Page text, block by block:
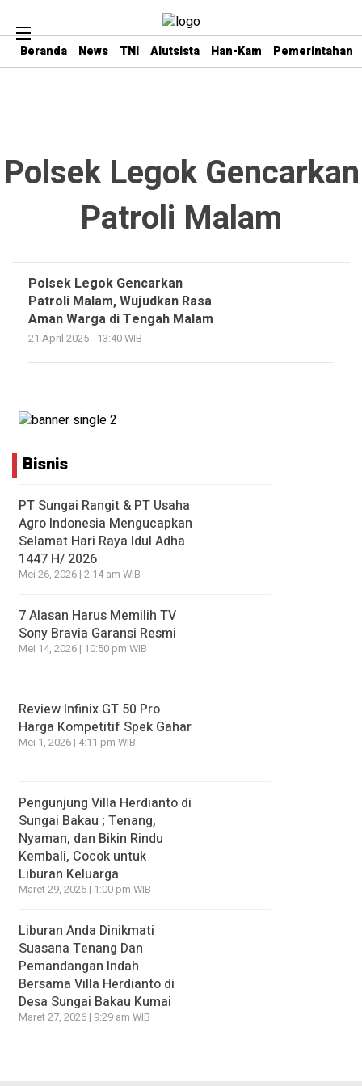
Beranda News TNI Alutsista Han-Kam Pemerintahan
Polsek Legok Gencarkan
Patroli Malam
Polsek Legok Gencarkan
Patroli Malam, Wujudkan Rasa
Aman Warga di Tengah Malam
21 April 2025 - 13:40 WIB
Bisnis
PT Sungai Rangit & PT Usaha
Agro Indonesia Mengucapkan
Selamat Hari Raya Idul Adha
1447 H/ 2026
Mei 26, 2026 | 2:14 am WIB
7 Alasan Harus Memilih TV
Sony Bravia Garansi Resmi
Mei 14, 2026 | 10:50 pm WIB
Review Infinix GT 50 Pro
Harga Kompetitif Spek Gahar
Mei 1, 2026 | 4:11 pm WIB
Pengunjung Villa Herdianto di
Sungai Bakau ; Tenang,
Nyaman, dan Bikin Rindu
Kembali, Cocok untuk
Liburan Keluarga
Maret 29, 2026 | 1:00 pm WIB
Liburan Anda Dinikmati
Suasana Tenang Dan
Pemandangan Indah
Bersama Villa Herdianto di
Desa Sungai Bakau Kumai
Maret 27, 2026 | 9:29 am WIB